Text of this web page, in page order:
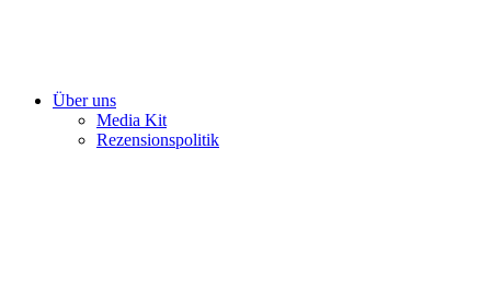
Über uns
Media Kit
Rezensionspolitik